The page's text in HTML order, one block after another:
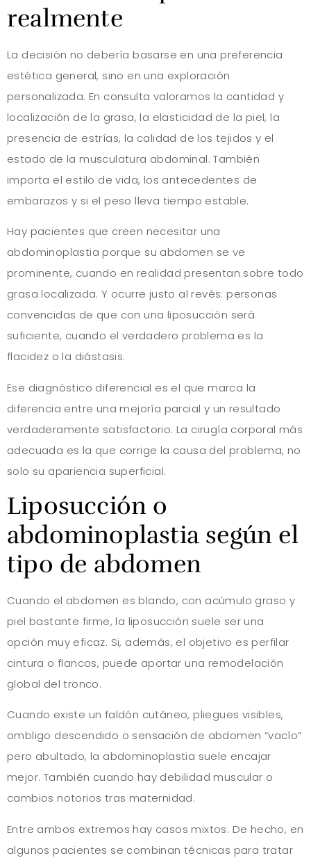
realmente
La decisión no debería basarse en una preferencia
estética general, sino en una exploración
personalizada. En consulta valoramos la cantidad y
localización de la grasa, la elasticidad de la piel, la
presencia de estrías, la calidad de los tejidos y el
estado de la musculatura abdominal. También
importa el estilo de vida, los antecedentes de
embarazos y si el peso lleva tiempo estable.
Hay pacientes que creen necesitar una
abdominoplastia porque su abdomen se ve
prominente, cuando en realidad presentan sobre todo
grasa localizada. Y ocurre justo al revés: personas
convencidas de que con una liposucción será
suficiente, cuando el verdadero problema es la
flacidez o la diástasis.
Ese diagnóstico diferencial es el que marca la
diferencia entre una mejoría parcial y un resultado
verdaderamente satisfactorio. La cirugía corporal más
adecuada es la que corrige la causa del problema, no
solo su apariencia superficial.
Liposucción o
abdominoplastia según el
tipo de abdomen
Cuando el abdomen es blando, con acúmulo graso y
piel bastante firme, la liposucción suele ser una
opción muy eficaz. Si, además, el objetivo es perfilar
cintura o flancos, puede aportar una remodelación
global del tronco.
Cuando existe un faldón cutáneo, pliegues visibles,
ombligo descendido o sensación de abdomen “vacío”
pero abultado, la abdominoplastia suele encajar
mejor. También cuando hay debilidad muscular o
cambios notorios tras maternidad.
Entre ambos extremos hay casos mixtos. De hecho, en
algunos pacientes se combinan técnicas para tratar